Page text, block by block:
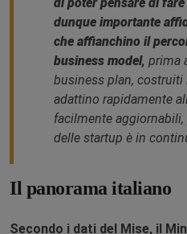
di poter pensare di fare
dunque importante
che affianchino il
business model, prima
business plan,
adattino rapidamente
facilmente
delle startup è in
Il panorama italiano
Secondo i dati del Mise, il